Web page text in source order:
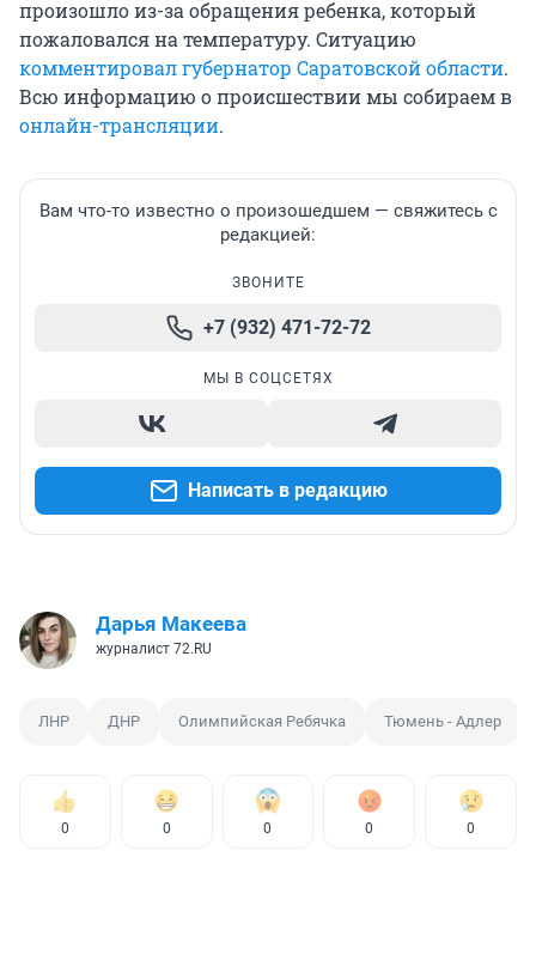
произошло из-за обращения ребенка, который
пожаловался на температуру. Ситуацию
комментировал губернатор Саратовской области.
Всю информацию о происшествии мы собираем в
онлайн-трансляции.
Вам что-то известно о произошедшем — свяжитесь с
редакцией:
ЗВОНИТЕ
+7 (932) 471-72-72
МЫ В СОЦСЕТЯХ
Написать в редакцию
Дарья Макеева
журналист 72.RU
ЛНР ДНР Олимпийская Ребячка Тюмень - Адлер
0 0 0 0 0